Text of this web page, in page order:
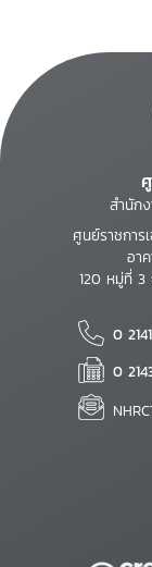
สำนัก
ศูนย์ราชกา
อา
120 หมู่ที่
0
0